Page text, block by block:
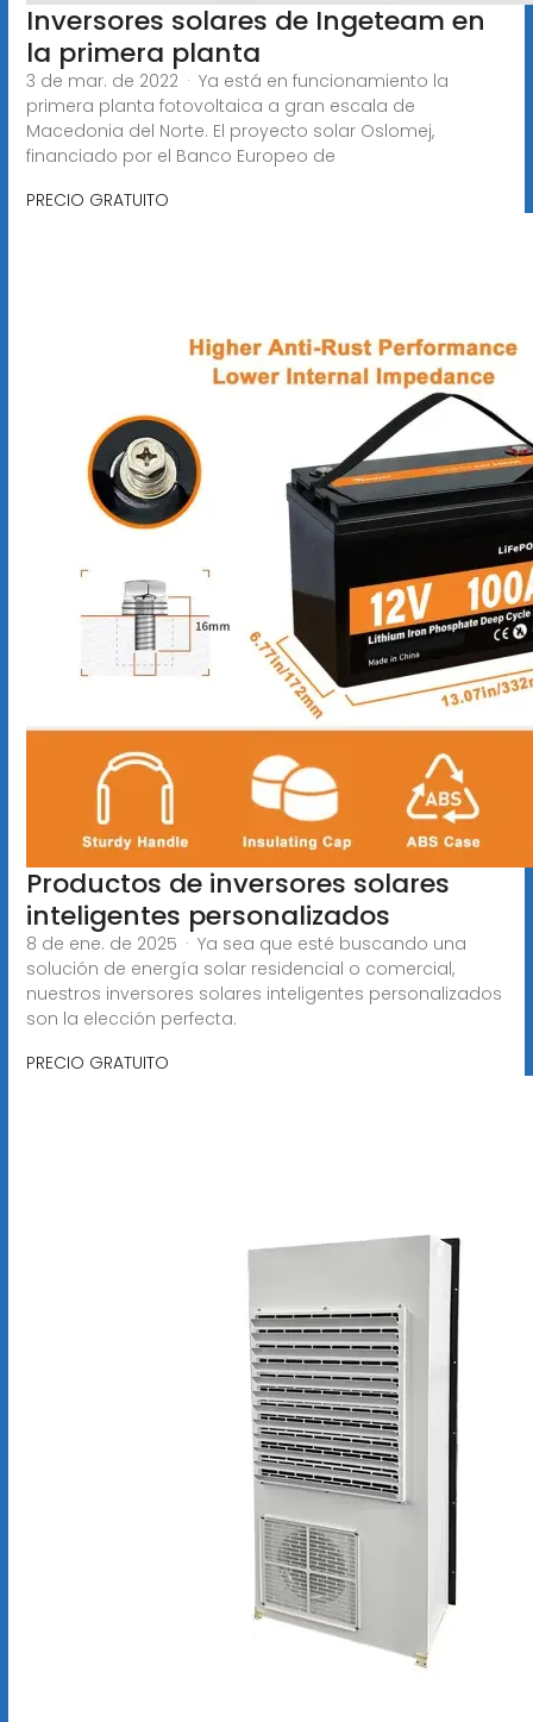
Inversores solares de Ingeteam en
la primera planta
3 de mar. de 2022 · Ya está en funcionamiento la
primera planta fotovoltaica a gran escala de
Macedonia del Norte. El proyecto solar Oslomej,
financiado por el Banco Europeo de
PRECIO GRATUITO
Productos de inversores solares
inteligentes personalizados
8 de ene. de 2025 · Ya sea que esté buscando una
solución de energía solar residencial o comercial,
nuestros inversores solares inteligentes personalizados
son la elección perfecta.
PRECIO GRATUITO